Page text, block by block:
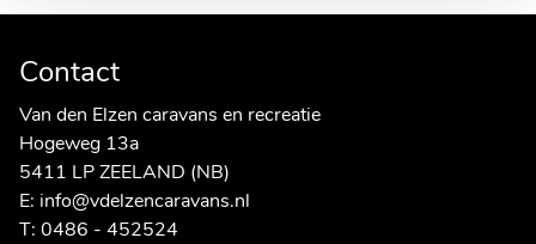
Contact
Van den Elzen caravans en recreatie
Hogeweg 13a
5411 LP ZEELAND (NB)
E: info@vdelzencaravans.nl
T: 0486 - 452524